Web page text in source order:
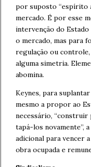
por suposto “espírito
mercado. É por esse
intervenção do
o mercado, mas para
regulação ou
alguma simetria.
abomina.
Keynes, para
mesmo a propor ao
necessário, “construir
tapá-los novamente”,
adicional para vencer
obra ocupada e